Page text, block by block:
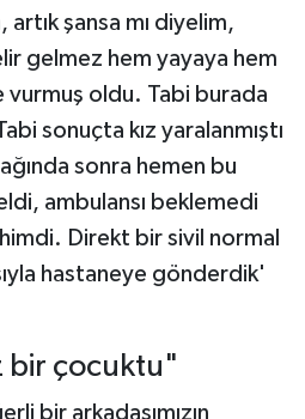
şansa mı diyelim,
gelmez hem yayaya hem
vurmuş oldu. Tabi burada
sonuçta kız yaralanmıştı
sonra hemen bu
ambulansı beklemedi
Direkt bir sivil normal
hastaneye gönderdik'
bir çocuktu"
bir arkadaşımızın